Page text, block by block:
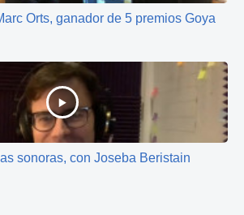
Orts, ganador de 5 premios Goya
sonoras, con Joseba Beristain